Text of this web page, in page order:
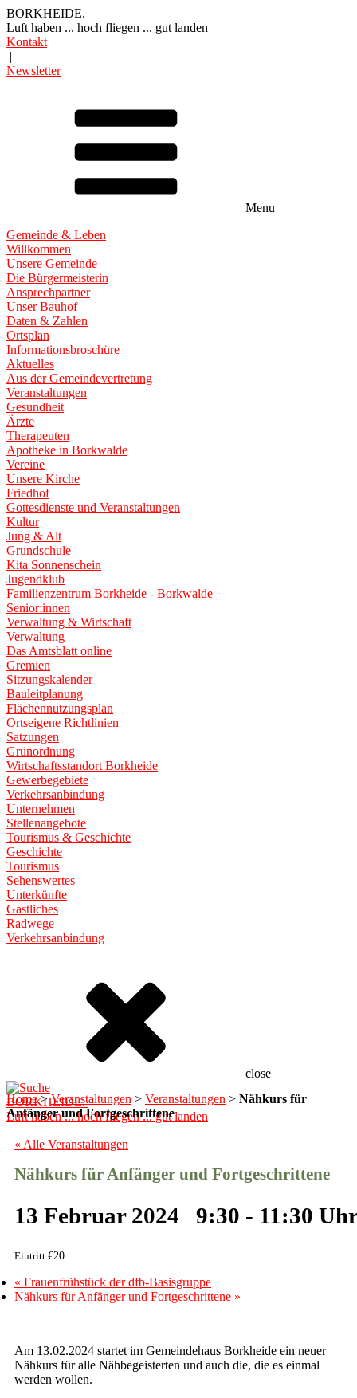
BORKHEIDE.
Luft haben ... hoch fliegen ... gut landen
Kontakt
|
Newsletter
Menu
Gemeinde & Leben
Willkommen
Unsere Gemeinde
Die Bürgermeisterin
Ansprechpartner
Unser Bauhof
Daten & Zahlen
Ortsplan
Informationsbroschüre
Aktuelles
Aus der Gemeindevertretung
Veranstaltungen
Gesundheit
Ärzte
Therapeuten
Apotheke in Borkwalde
Vereine
Unsere Kirche
Friedhof
Gottesdienste und Veranstaltungen
Kultur
Jung & Alt
Grundschule
Kita Sonnenschein
Jugendklub
Familienzentrum Borkheide - Borkwalde
Senior:innen
Verwaltung & Wirtschaft
Verwaltung
Das Amtsblatt online
Gremien
Sitzungskalender
Bauleitplanung
Flächennutzungsplan
Ortseigene Richtlinien
Satzungen
Grünordnung
Wirtschaftsstandort Borkheide
Gewerbegebiete
Verkehrsanbindung
Unternehmen
Stellenangebote
Tourismus & Geschichte
Geschichte
Tourismus
Sehenswertes
Unterkünfte
Gastliches
Radwege
Verkehrsanbindung
close
BORKHEIDE.
Luft haben ... hoch fliegen ... gut landen
Home>Veranstaltungen > Veranstaltungen > Nähkurs für
Anfänger und Fortgeschrittene
« Alle Veranstaltungen
Nähkurs für Anfänger und Fortgeschrittene
13 Februar 2024 9:30 - 11:30
€20
« Frauenfrühstück der dfb-Basisgruppe
Nähkurs für Anfänger und Fortgeschrittene »
Am 13.02.2024 startet im Gemeindehaus Borkheide ein neuer
Nähkurs für alle Nähbegeisterten und auch die, die es einmal
werden wollen.